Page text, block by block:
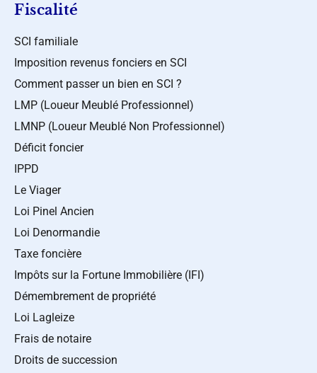
Fiscalité
SCI familiale
Imposition revenus fonciers en SCI
Comment passer un bien en SCI ?
LMP (Loueur Meublé Professionnel)
LMNP (Loueur Meublé Non Professionnel)
Déficit foncier
IPPD
Le Viager
Loi Pinel Ancien
Loi Denormandie
Taxe foncière
Impôts sur la Fortune Immobilière (IFI)
Démembrement de propriété
Loi Lagleize
Frais de notaire
Droits de succession